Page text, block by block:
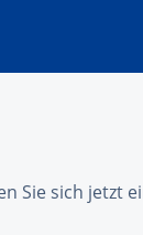
Sie sich jetzt